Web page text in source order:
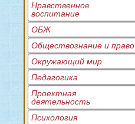
Нравственное
воспитание
ОБЖ
Обществознание и право
Окружающий мир
Педагогика
Проектная
деятельность
Психология